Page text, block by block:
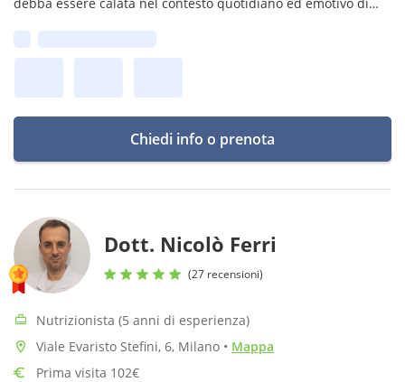
Chiedi info o prenota
Dott. Nicolò Ferri
(27 recensioni)
Nutrizionista (5 anni di esperienza)
Viale Evaristo Stefini, 6, Milano • Mappa
Prima visita 102€